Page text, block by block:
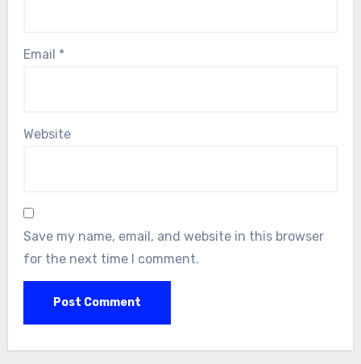
Email *
Website
Save my name, email, and website in this browser
for the next time I comment.